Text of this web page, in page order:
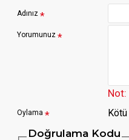
Adınız
Yorumunuz
Not:
Oylama Kötü
Doğrulama Kodu